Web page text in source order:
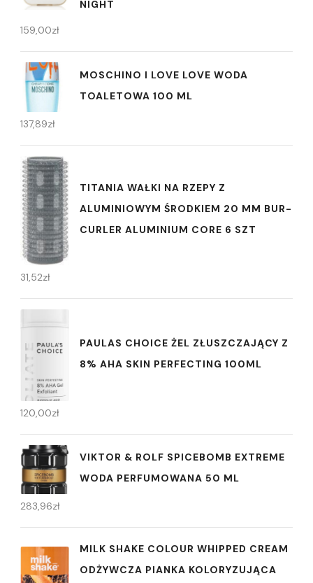
NIGHT
159,00zł
MOSCHINO I LOVE LOVE WODA
TOALETOWA 100 ML
137,89zł
TITANIA WAŁKI NA RZEPY Z
ALUMINIOWYM ŚRODKIEM 20 MM BUR-
CURLER ALUMINIUM CORE 6 SZT
31,52zł
PAULAS CHOICE ŻEL ZŁUSZCZAJĄCY Z
8% AHA SKIN PERFECTING 100ML
120,00zł
VIKTOR & ROLF SPICEBOMB EXTREME
WODA PERFUMOWANA 50 ML
283,96zł
MILK SHAKE COLOUR WHIPPED CREAM
ODŻYWCZA PIANKA KOLORYZUJĄCA